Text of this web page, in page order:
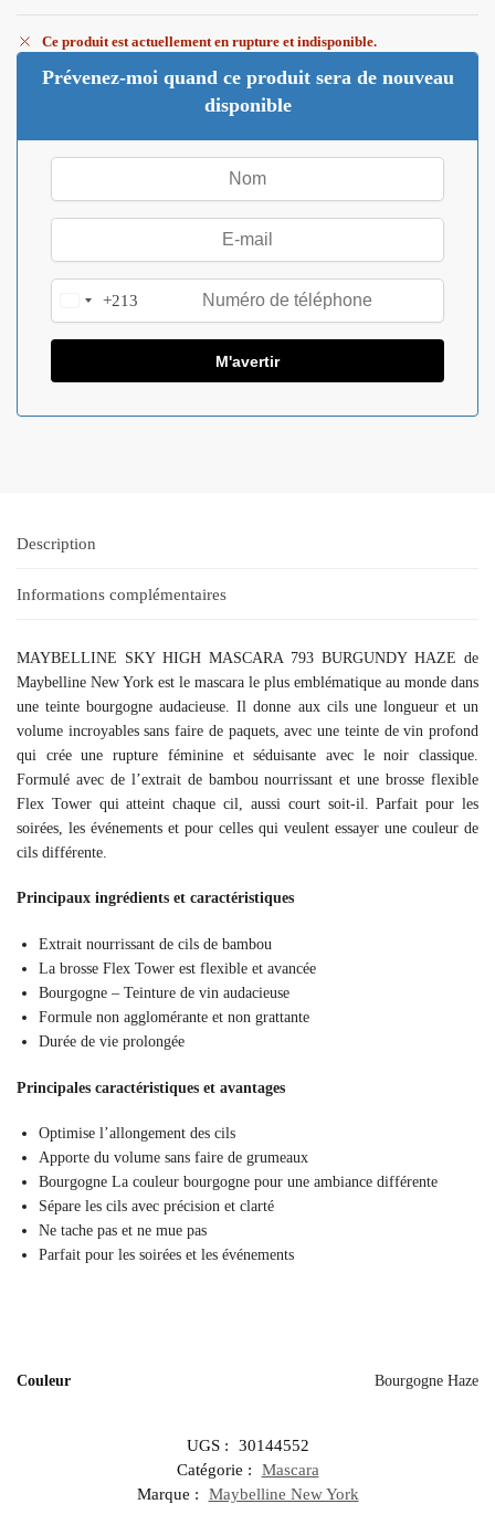
Ce produit est actuellement en rupture et indisponible.
Prévenez-moi quand ce produit sera de nouveau
disponible
e
3
+213
Description
Informations complémentaires
MAYBELLINE SKY HIGH MASCARA 793 BURGUNDY HAZE de
Maybelline New York est le mascara le plus emblématique au monde dans
une teinte bourgogne audacieuse. Il donne aux cils une longueur et un
volume incroyables sans faire de paquets, avec une teinte de vin profond
qui crée une rupture féminine et séduisante avec le noir classique.
Formulé avec de l’extrait de bambou nourrissant et une brosse flexible
Flex Tower qui atteint chaque cil, aussi court soit-il. Parfait pour les
soirées, les événements et pour celles qui veulent essayer une couleur de
cils différente.
Principaux ingrédients et caractéristiques
Extrait nourrissant de cils de bambou
La brosse Flex Tower est flexible et avancée
Bourgogne – Teinture de vin audacieuse
Formule non agglomérante et non grattante
Durée de vie prolongée
Principales caractéristiques et avantages
Optimise l’allongement des cils
Apporte du volume sans faire de grumeaux
Bourgogne La couleur bourgogne pour une ambiance différente
Sépare les cils avec précision et clarté
Ne tache pas et ne mue pas
Parfait pour les soirées et les événements
Couleur Bourgogne Haze
UGS :
30144552
Catégorie :
Mascara
Marque :
Maybelline New York